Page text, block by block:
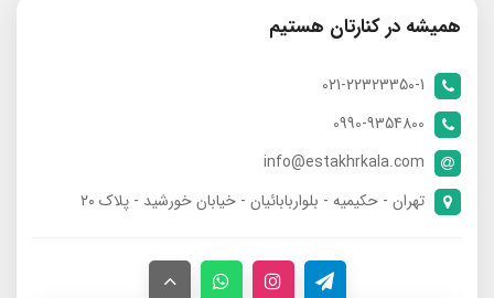
همیشه در کنارتان هستیم
021-22323350-1
0990-9354800
info@estakhrkala.com
تهران - حکیمیه - بلواربابائیان - خیابان خورشید - پلاک ۲۰